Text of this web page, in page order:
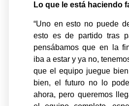
Lo que le está haciendo
“Uno en esto no puede
esto es de partido tras
pensábamos que en la
iba a estar y ya no,
que el equipo juegue
bien, el futuro no lo
ahora, pero queremos